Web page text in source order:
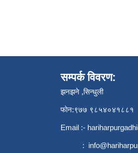
सम्पर्क विवरण:
झनझने ,सिन्धुली
फोन:९७७ ९८५४०४१८८१
Email :-
: